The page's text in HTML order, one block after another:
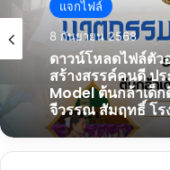
แจกไฟล์
8 กันยายน 2568
แจกไฟล์
5 กันยายน 2568
ดาวน์โหลด ชุดเครื่
ประเด็นสุขภาพจิต
ขั้นพื้นฐาน